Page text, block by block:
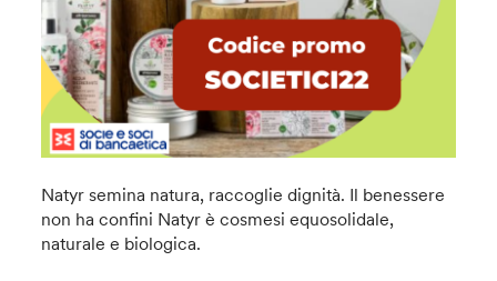
Natyr semina natura, raccoglie dignità. Il benessere
non ha confini Natyr è cosmesi equosolidale,
naturale e biologica.